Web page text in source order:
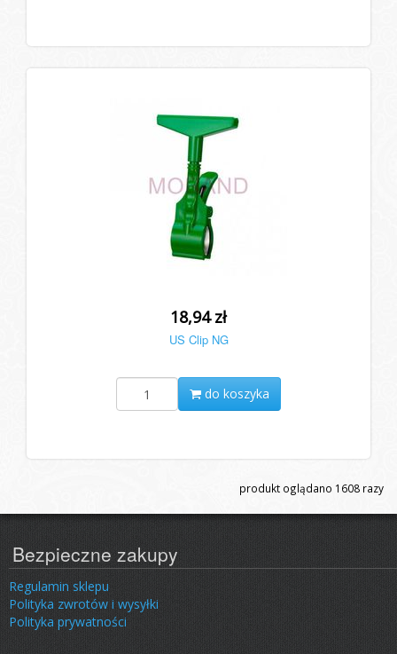
18,94 zł
US Clip NG
do koszyka
produkt oglądano 1608 razy
Bezpieczne zakupy
Regulamin sklepu
Polityka zwrotów i wysyłki
Polityka prywatności